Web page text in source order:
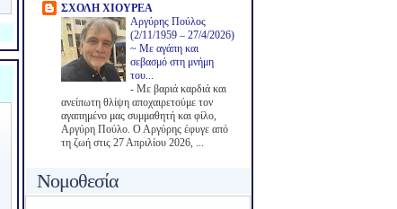
ΣΧΟΛΗ ΧΙΟΥΡΕΑ
Αργύρης Πούλος
(2/11/1959 – 27/4/2026)
~ Με αγάπη και
σεβασμό στη μνήμη
του...
- Με βαριά καρδιά και
ανείπωτη θλίψη αποχαιρετούμε τον
αγαπημένο μας συμμαθητή και φίλο,
Αργύρη Πούλο. Ο Αργύρης έφυγε από
τη ζωή στις 27 Απριλίου 2026, ...
Νομοθεσία